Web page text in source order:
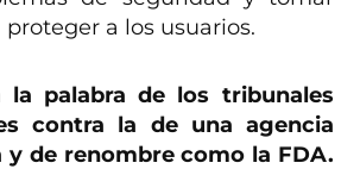
a los usuarios.
la palabra de los tribunales
contra la de una agencia
y de renombre como la FDA.